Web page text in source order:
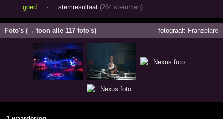
goed
· stemresultaat (264 stemmen)
Foto's (→ toon alle 117 foto's) fotograaf: Franzelare